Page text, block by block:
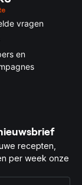
vragen
en
recepten,
per week onze